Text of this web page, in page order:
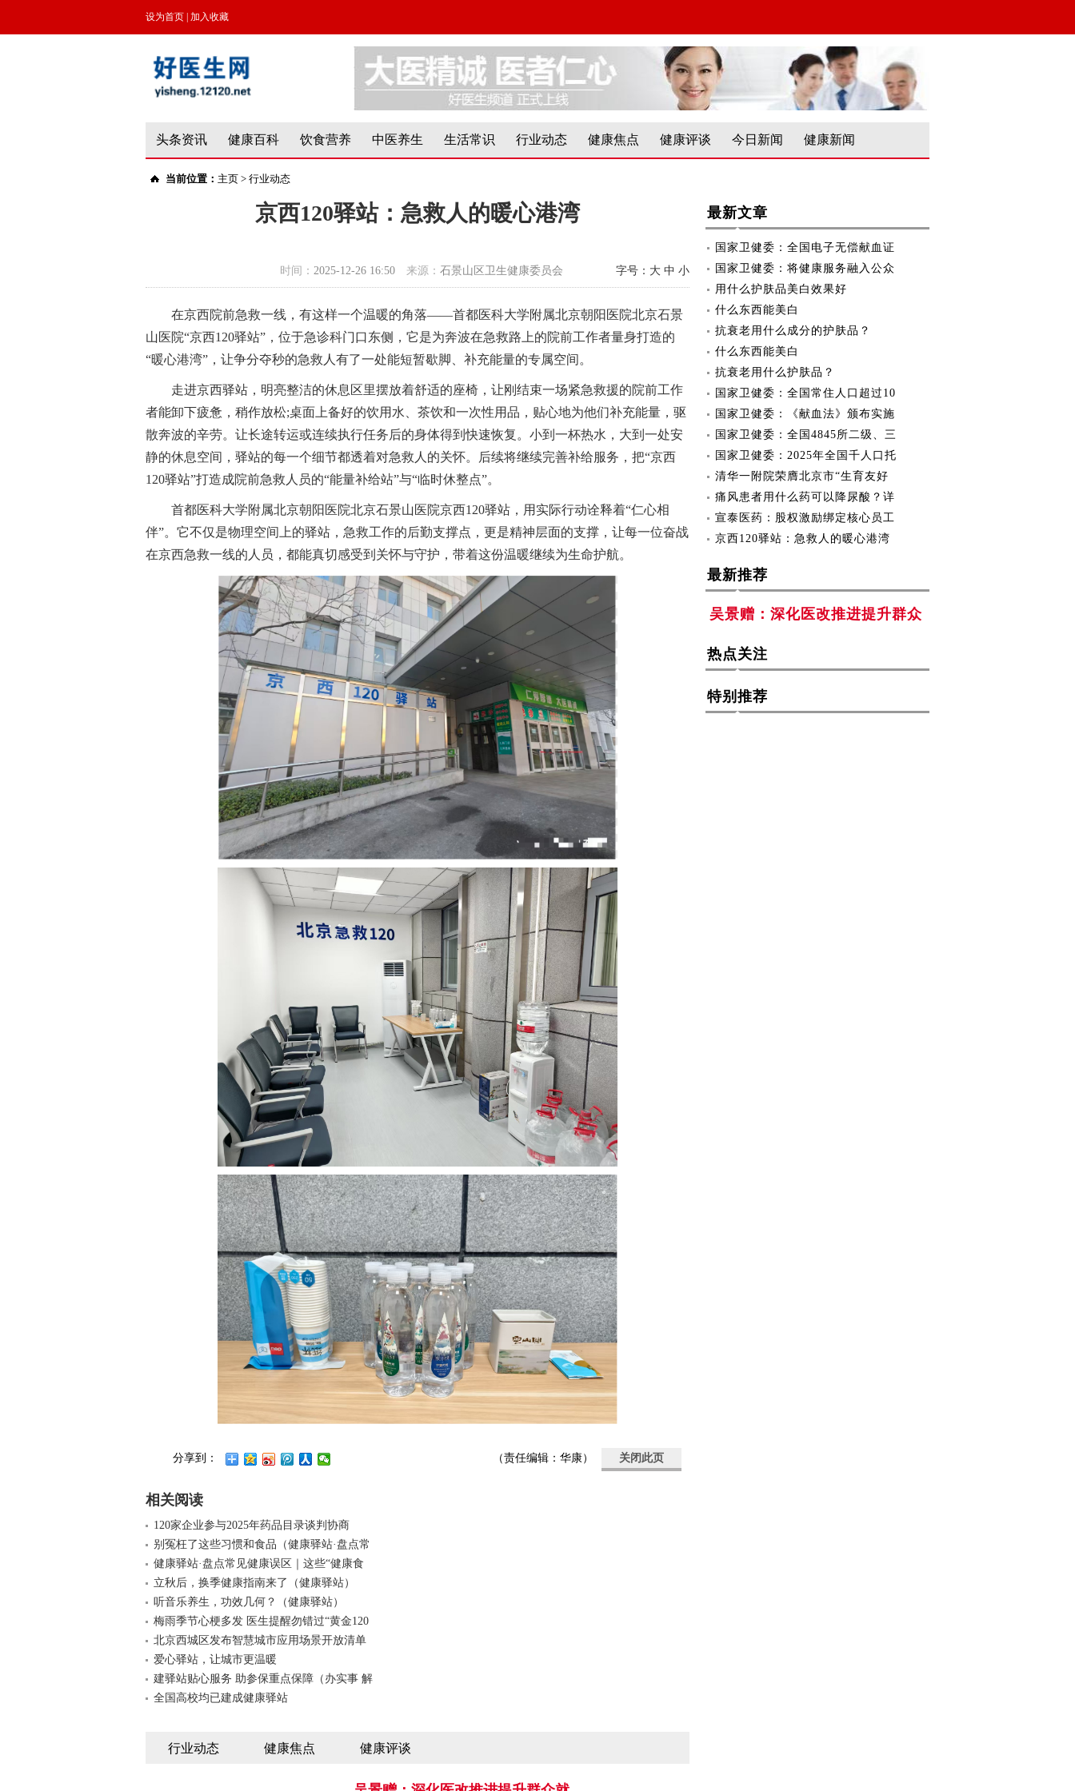
设为首页 加入收藏
头条资讯 健康百科 饮食营养 中医养生 生活常识 行业动态 健康焦点 健康评谈 今日新闻 健康新闻
当前位置： 主页 > 行业动态
京西120驿站：急救人的暖心港湾
时间： 2025-12-26 16:50 来源： 石景山区卫生健康委员会 字号： 大 中 小
在京西院前急救一线，有这样一个温暖的角落——首都医科大学附属北京朝阳医院北京石景
山医院“京西120驿站”，位于急诊科门口东侧，它是为奔波在急救路上的院前工作者量身打造的
“暖心港湾”，让争分夺秒的急救人有了一处能短暂歇脚、补充能量的专属空间。
走进京西驿站，明亮整洁的休息区里摆放着舒适的座椅，让刚结束一场紧急救援的院前工作
者能卸下疲惫，稍作放松;桌面上备好的饮用水、茶饮和一次性用品，贴心地为他们补充能量，驱
散奔波的辛劳。让长途转运或连续执行任务后的身体得到快速恢复。小到一杯热水，大到一处安
静的休息空间，驿站的每一个细节都透着对急救人的关怀。后续将继续完善补给服务，把“京西
120驿站”打造成院前急救人员的“能量补给站”与“临时休整点”。
首都医科大学附属北京朝阳医院北京石景山医院京西120驿站，用实际行动诠释着“仁心相
伴”。它不仅是物理空间上的驿站，急救工作的后勤支撑点，更是精神层面的支撑，让每一位奋战
在京西急救一线的人员，都能真切感受到关怀与守护，带着这份温暖继续为生命护航。
分享到： 关闭此页
（责任编辑：华康）
相关阅读
120家企业参与2025年药品目录谈判协商
别冤枉了这些习惯和食品（健康驿站·盘点常
健康驿站·盘点常见健康误区｜这些“健康食
立秋后，换季健康指南来了（健康驿站）
听音乐养生，功效几何？（健康驿站）
梅雨季节心梗多发 医生提醒勿错过“黄金120
北京西城区发布智慧城市应用场景开放清单
爱心驿站，让城市更温暖
建驿站贴心服务 助参保重点保障（办实事 解
全国高校均已建成健康驿站
行业动态 健康焦点 健康评谈
最新文章
国家卫健委：全国电子无偿献血证
国家卫健委：将健康服务融入公众
用什么护肤品美白效果好
什么东西能美白
抗衰老用什么成分的护肤品？
什么东西能美白
抗衰老用什么护肤品？
国家卫健委：全国常住人口超过10
国家卫健委：《献血法》颁布实施
国家卫健委：全国4845所二级、三
国家卫健委：2025年全国千人口托
清华一附院荣膺北京市“生育友好
痛风患者用什么药可以降尿酸？详
宣泰医药：股权激励绑定核心员工
京西120驿站：急救人的暖心港湾
最新推荐
吴景赠：深化医改推进提升群众
热点关注
特别推荐